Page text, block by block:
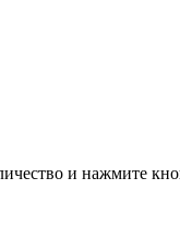
и нажмите